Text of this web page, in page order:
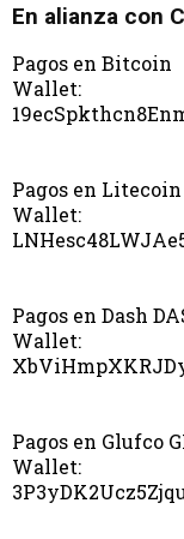
En alianza con
Pagos en Bitcoin
Wallet:
Pagos en Litecoin
Wallet:
Pagos en Dash
Wallet:
Pagos en Glufco
Wallet: